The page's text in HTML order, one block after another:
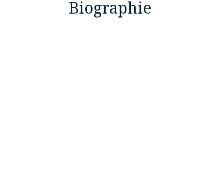
Biographie